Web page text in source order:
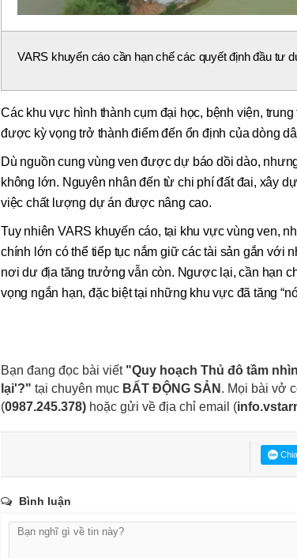
VARS khuyến cáo cần hạn chế các quyết định đầu tư
Các khu vực hình thành cụm đại học, bệnh viện,
được kỳ vọng trở thành điểm đến ổn định của dòng
Dù nguồn cung vùng ven được dự báo dồi dào,
không lớn. Nguyên nhân đến từ chi phí đất đai, xây
việc chất lượng dự án được nâng cao.
Tuy nhiên VARS khuyến cáo, tại khu vực vùng ven,
chính lớn có thể tiếp tục nắm giữ các tài sản gắn với
nơi dư địa tăng trưởng vẫn còn. Ngược lại, cần hạn
vọng ngắn hạn, đặc biệt tại những khu vực đã tăng
Bạn đang đọc bài viết "Quy hoạch Thủ đô tầm
lại'?" tại chuyên mục BẤT ĐỘNG SẢN . Mọi bài vở
(0987.245.378) hoặc gửi về địa chỉ email (
Bình luận